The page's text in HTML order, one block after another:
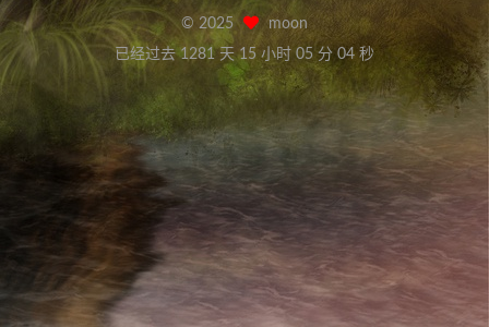
© 2025
moon
已经过去 1281 天15 小时 05 分 04 秒